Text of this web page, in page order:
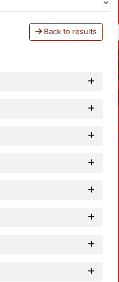
Back to results